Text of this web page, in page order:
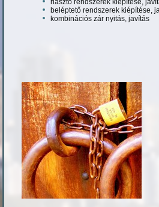
riasztó rendszerek kiépítése,
beléptető rendszerek kiépítése,
kombinációs zár nyitás, javítás